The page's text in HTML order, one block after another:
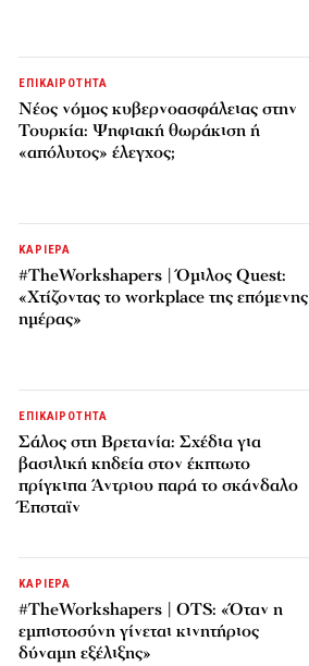
ΕΠΙΚΑΙΡΟΤΗΤΑ
Νέος νόμος κυβερνοασφάλειας στην
Τουρκία: Ψηφιακή θωράκιση ή
«απόλυτος» έλεγχος;
ΚΑΡΙΕΡΑ
#TheWorkshapers | Όμιλος Quest:
«Χτίζοντας το workplace της επόμενης
ημέρας»
ΕΠΙΚΑΙΡΟΤΗΤΑ
Σάλος στη Βρετανία: Σχέδια για
βασιλική κηδεία στον έκπτωτο
πρίγκιπα Άντριου παρά το σκάνδαλο
Έπσταϊν
ΚΑΡΙΕΡΑ
#TheWorkshapers | OTS: «Όταν η
εμπιστοσύνη γίνεται κινητήριος
δύναμη εξέλιξης»